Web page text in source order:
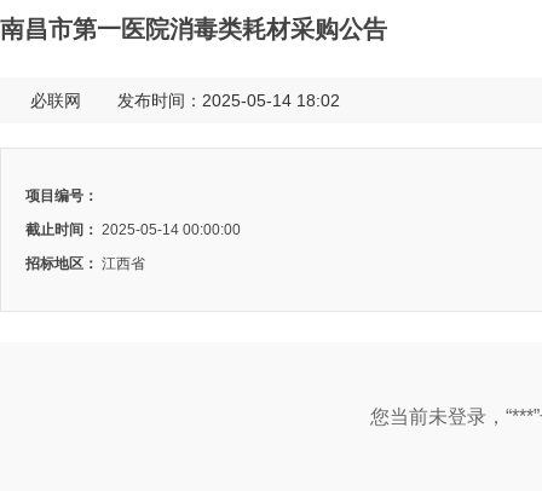
南昌市第一医院消毒类耗材采购公告
必联网 发布时间：2025-05-14 18:02
项目编号：
截止时间： 2025-05-14 00:00:00
招标地区： 江西省
您当前未登录，